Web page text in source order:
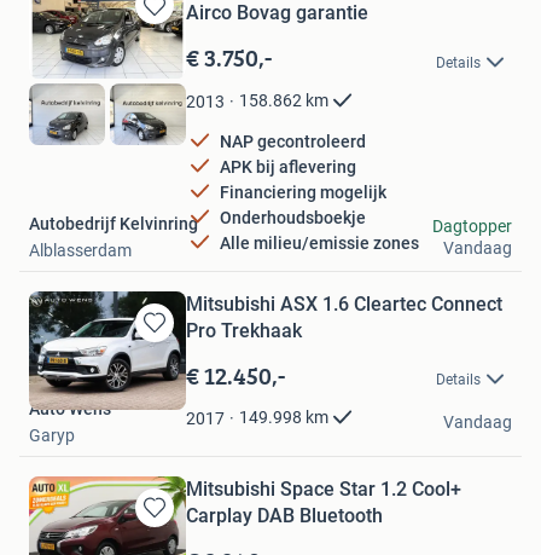
Bewaren
in
Mijn
Favorieten
Airco Bovag garantie
€ 3.750,- Details
2013 158.862 km
NAP gecontroleerd
APK bij aflevering
Financiering mogelijk
Onderhoudsboekje
Alle milieu/emissie zones
Autobedrijf Kelvinring
Alblasserdam
Dagtopper
Vandaag
Bewaren
in
Mijn
Favorieten
Mitsubishi ASX 1.6 Cleartec Connect
Pro Trekhaak
€ 12.450,- Details
2017 149.998 km
Auto Wens
Garyp
Vandaag
Bewaren
Mitsubishi Space Star 1.2 Cool+
Carplay DAB Bluetooth